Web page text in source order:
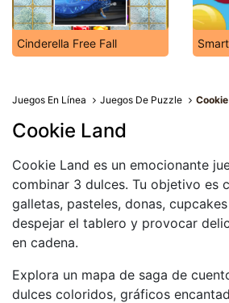
Cinderella Free Fall
Juegos En Línea Juegos De Puzzle
Cookie Land
Cookie Land es un emocionante
combinar 3 dulces. Tu objetivo es
galletas, pasteles, donas,
despejar el tablero y provocar
en cadena.
Explora un mapa de saga de
dulces coloridos, gráficos